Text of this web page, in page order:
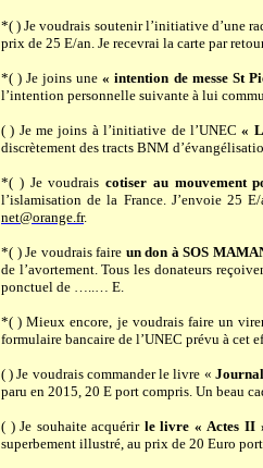
*( ) Je voudrais soutenir l’initiative d’une
prix de 25 E/an. Je recevrai la carte par
*( ) Je joins une« intention de messe St
l’intention personnelle suivante à lui
( ) Je me joins à l’initiative de l’UNEC«
discrètement des tracts BNM
*( ) Je voudraiscotiser au mouvement
l’islamisation de la France. J’envoie 25
net@orange.fr.
*( ) Je voudrais faire un don à SOS
de l’avortement. Tous les donateurs
ponctuel de …..… E.
*( ) Mieux encore, je voudrais faire un
formulaire bancaire de l’UNEC prévu à cet
( ) Je voudrais commander le livre «
paru en 2015, 20 E port compris. Un beau
( ) Je souhaite acquérir le livre « Actes II
superbement illustré, au prix de 20 Euro